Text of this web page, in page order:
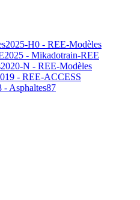
2025-H0 - REE-Modèles
2025 - Mikadotrain-REE
2020-N - REE-Modèles
- REE-ACCESS
- Asphaltes87